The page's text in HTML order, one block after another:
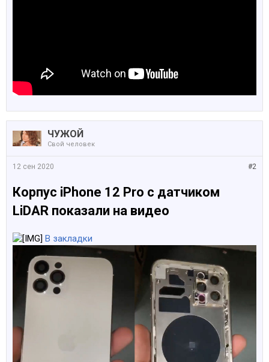
ЧУЖОЙ
Свой человек
#2
12 сен 2020
Корпус iPhone 12 Pro с датчиком
LiDAR показали на видео
В закладки